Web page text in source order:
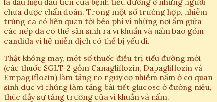
chưa được chẩn đoán. Trong một số trường hợp, nhiễm
trùng da có liên quan tới béo phì vì những nơi ẩm giữa
các nếp da có thể sản sinh ra vi khuẩn và nấm bao gồm
candida vì hệ miễn dịch có thể bị yếu đi.
Thật không may, một số thuốc điều trị tiểu đường mới
(các thuốc SGLT-2 gồm Canagliflozin, Dapagliflozin và
Empagliflozin) làm tăng rõ nguy cơ nhiễm nấm ở cơ quan
sinh dục vì chúng làm tăng bài tiết glucose ở đường niệu,
thúc đẩy sự tăng trưởng của vi khuẩn và nấm.